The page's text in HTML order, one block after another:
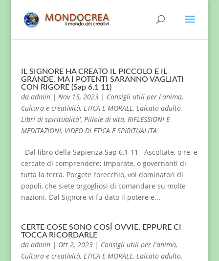
IL SIGNORE HA CREATO IL PICCOLO E IL
GRANDE, MA I POTENTI SARANNO VAGLIATI
CON RIGORE (Sap 6,1 11)
da admin| Nov 15, 2023| Consigli utili per l'anima,
Cultura e creatività, ETICA E MORALE, Laicato adulto,
Libri di spiritualità', Pillole di vita, RIFLESSIONI E
MEDITAZIONI, VIDEO DI ETICA E SPIRITUALITA'
Dal libro della Sapienza Sap 6,1-11 Ascoltate, o re, e
cercate di comprendere; imparate, o governanti di
tutta la terra. Porgete l’orecchio, voi dominatori di
popoli, che siete orgogliosi di comandare su molte
nazioni. Dal Signore vi fu dato il potere e...
CERTE COSE SONO COSÍ OVVIE, EPPURE CI
TOCCA RICORDARLE
da admin| Ott 2, 2023| Consigli utili per l'anima,
Cultura e creatività, ETICA E MORALE, Laicato adulto,